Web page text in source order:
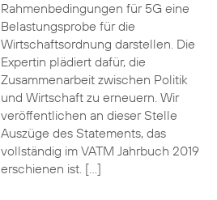
Rahmenbedingungen für 5G eine
Belastungsprobe für die
Wirtschaftsordnung darstellen. Die
Expertin plädiert dafür, die
Zusammenarbeit zwischen Politik
und Wirtschaft zu erneuern. Wir
veröffentlichen an dieser Stelle
Auszüge des Statements, das
vollständig im VATM Jahrbuch 2019
erschienen ist. […]